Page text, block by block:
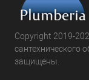
Copyright 2019-
сантехнического
защищены.